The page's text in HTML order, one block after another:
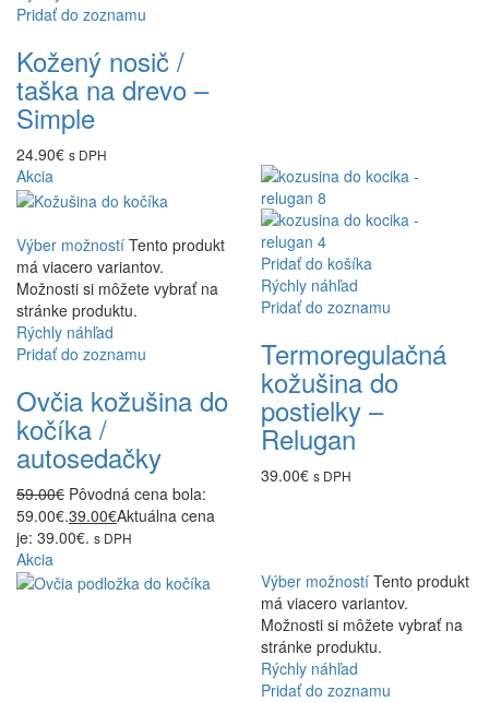
Pridať do zoznamu
Kožený nosič /
taška na drevo –
Simple
24.90€ s DPH
Akcia
Výber možností Tento produkt
má viacero variantov.
Možnosti si môžete vybrať na
stránke produktu.
Rýchly náhľad
Pridať do zoznamu
Ovčia kožušina do
kočíka /
autosedačky
59.00€ Pôvodná cena bola:
59.00€.39.00€Aktuálna cena
je: 39.00€. s DPH
Pridať do košíka
Rýchly náhľad
Pridať do zoznamu
Termoregulačná
kožušina do
postielky –
Relugan
39.00€ s DPH
Akcia
Výber možností Tento produkt
má viacero variantov.
Možnosti si môžete vybrať na
stránke produktu.
Rýchly náhľad
Pridať do zoznamu